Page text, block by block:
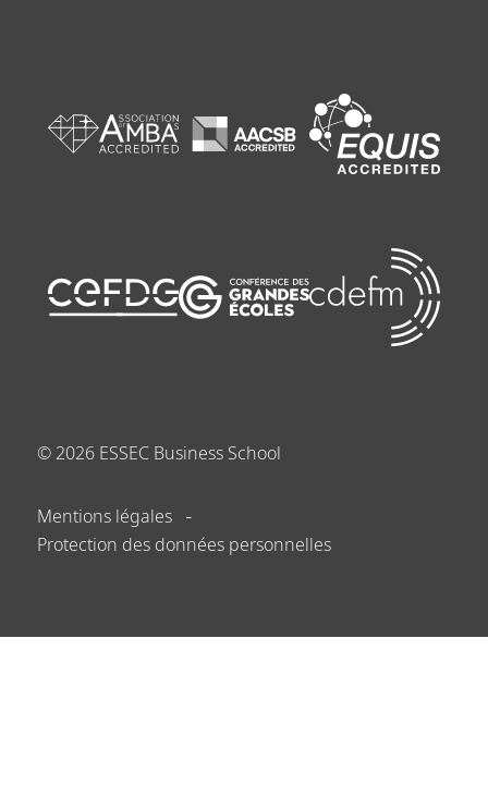
© 2026 ESSEC Business School
Mentions légales
Protection des données personnelles